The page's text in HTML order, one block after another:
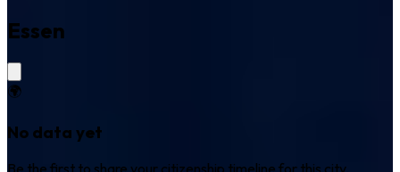
Essen
🌍
No data yet